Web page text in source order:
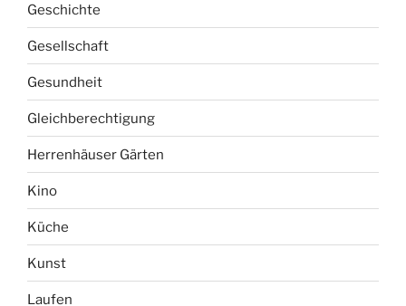
Geschichte
Gesellschaft
Gesundheit
Gleichberechtigung
Herrenhäuser Gärten
Kino
Küche
Kunst
Laufen